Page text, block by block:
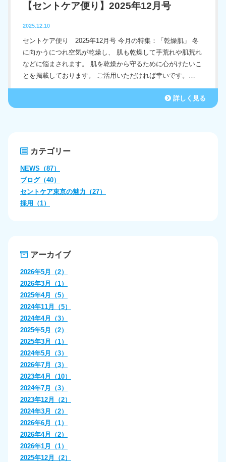
有料老人ホーム
定期巡回随時対応型訪問介護看護
【セントケア便り】2025年12月号
2025.12.10
セントケア便り 2025年12月号 今月の特集：「乾燥肌」 冬
に向かうにつれ空気が乾燥し、 肌も乾燥して手荒れや肌荒れ
などに悩まされます。 肌を乾燥から守るために心がけたいこ
とを掲載しております。 ご活用いただければ幸いです。…
詳しく見る
カテゴリー
NEWS（87）
ブログ（40）
セントケア東京の魅力（27）
採用（1）
アーカイブ
2026年5月（2）
2026年3月（1）
2025年4月（5）
2024年11月（5）
2024年4月（3）
2025年5月（2）
2025年3月（1）
2024年5月（3）
2026年7月（3）
2023年4月（10）
2024年7月（3）
2023年12月（2）
2024年3月（2）
2026年6月（1）
2026年4月（2）
2026年1月（1）
2025年12月（2）